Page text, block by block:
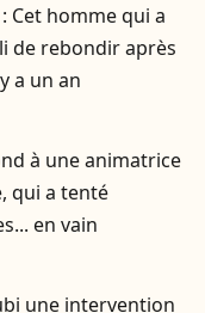
Cet homme qui a
de rebondir après
a un an
à une animatrice
qui a tenté
en vain
une intervention